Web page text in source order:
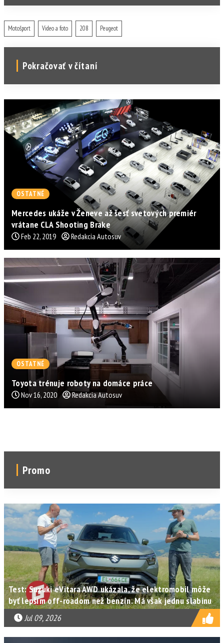
Motošport Video a foto 208 Peugeot
Pokračovať v čítaní
OSTATNÉ
Mercedes ukáže v Ženeve až šesť svetových premiér
vrátane CLA Shooting Brake
Feb 22, 2019 Redakcia Autosuv
OSTATNÉ
Toyota trénuje roboty na domáce práce
Nov 16, 2020 Redakcia Autosuv
Promo
Test: Suzuki eVitara AWD ukázala, že elektromobil môže
byť lepším off-roadom než benzín. Má však jednu slabinu
Jul 09, 2026